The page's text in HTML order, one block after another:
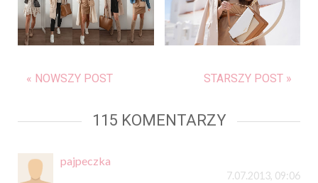
« NOWSZY POST STARSZY POST »
115 KOMENTARZY
pajpeczka
7.07.2013, 09:06